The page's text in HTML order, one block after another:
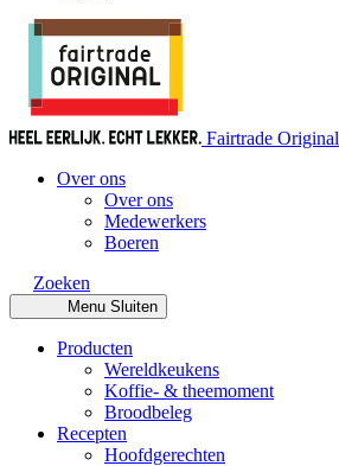
Fairtrade Original
Over ons
Over ons
Medewerkers
Boeren
Zoeken
Menu Sluiten
Producten
Wereldkeukens
Koffie- & theemoment
Broodbeleg
Recepten
Hoofdgerechten